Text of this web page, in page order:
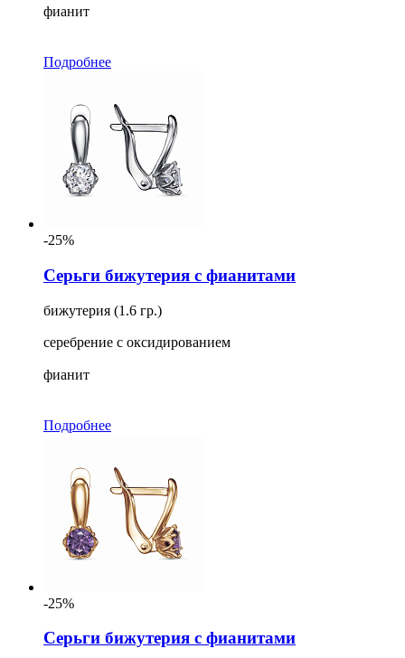
фианит
Подробнее
-25%
Серьги бижутерия с фианитами
бижутерия (1.6 гр.)
серебрение с оксидированием
фианит
Подробнее
-25%
Серьги бижутерия с фианитами